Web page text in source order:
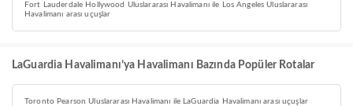
Fort Lauderdale Hollywood Uluslararası Havalimanı ile Los Angeles Uluslararası
Havalimanı arası uçuşlar
LaGuardia Havalimanı’ya Havalimanı Bazında Popüler Rotalar
Toronto Pearson Uluslararası Havalimanı ile LaGuardia Havalimanı arası uçuşlar